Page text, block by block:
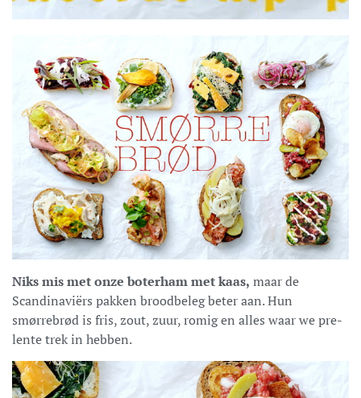
Niks mis met onze boterham met kaas, maar de
Scandinaviërs pakken broodbeleg beter aan. Hun
smørrebrød is fris, zout, zuur, romig en alles waar we pre-
lente trek in hebben.